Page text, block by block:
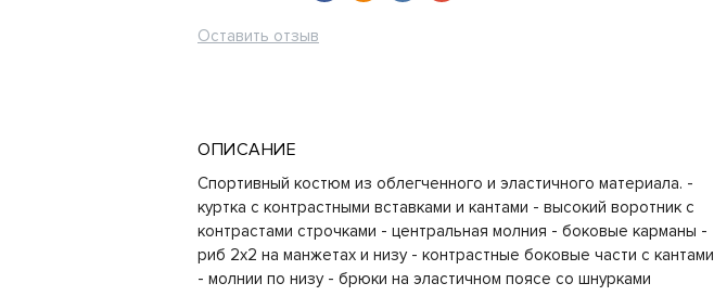
Оставить отзыв
ОПИСАНИЕ
Спортивный костюм из облегченного и эластичного материала. -
куртка с контрастными вставками и кантами - высокий воротник с
контрастами строчками - центральная молния - боковые карманы -
риб 2х2 на манжетах и низу - контрастные боковые части с кантами
- молнии по низу - брюки на эластичном поясе со шнурками